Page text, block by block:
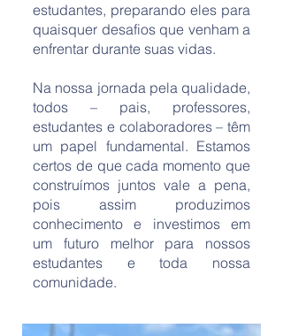
estudantes, preparando eles para
quaisquer desafios que venham a
enfrentar durante suas vidas.
Na nossa jornada pela qualidade,
todos – pais, professores,
estudantes e colaboradores – têm
um papel fundamental. Estamos
certos de que cada momento que
construímos juntos vale a pena,
pois assim produzimos
conhecimento e investimos em
um futuro melhor para nossos
estudantes e toda nossa
comunidade.